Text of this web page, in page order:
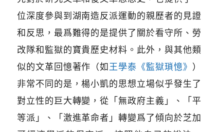
位深度參與到湖南造反派運動的親歷者的見證
和反思，最爲難得的是提供了關於看守所、勞
改隊和監獄的寶貴歷史材料。此外，與其他類
似的文革回憶著作（如 王學泰《監獄瑣憶》 ）
非常不同的是，楊小凱的思想立場似乎發生了
對立性的巨大轉變，從「無政府主義」、「平
等派」、「激進革命者」轉變爲了傾向於芝加